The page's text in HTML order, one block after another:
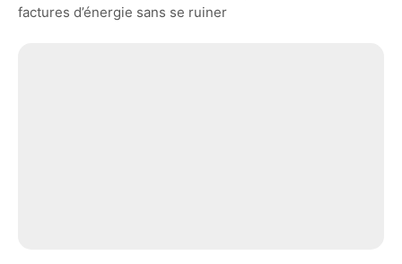
factures d’énergie sans se ruiner